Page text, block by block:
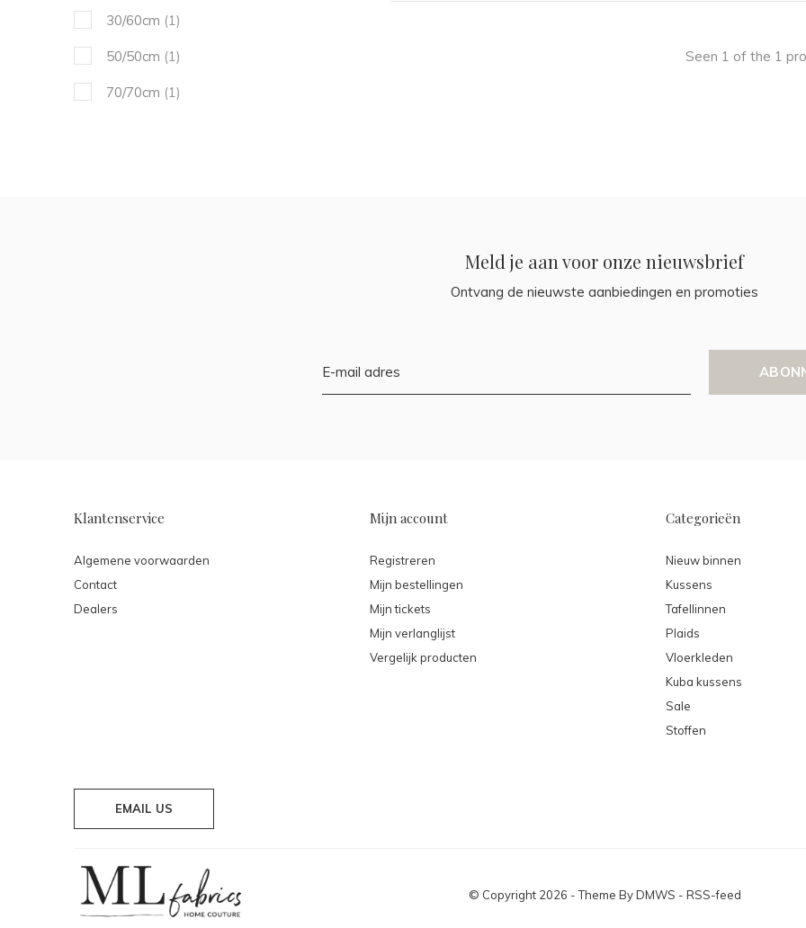
Seen 1 of the 1
30/60cm (1)
50/50cm (1)
70/70cm (1)
Meld je aan voor onze nieuwsbrief
Ontvang de nieuwste aanbiedingen en promoties
Klantenservice
Algemene voorwaarden
Contact
Dealers
Mijn account
Registreren
Mijn bestellingen
Mijn tickets
Mijn verlanglijst
Vergelijk producten
Categorieën
Nieuw binnen
Kussens
Tafellinnen
Plaids
Vloerkleden
Kuba kussens
Sale
Stoffen
EMAIL US
© Copyright 2026 - Theme ByDMWS - RSS-feed